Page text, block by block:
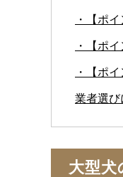
・【ポ
・【ポ
・【ポ
業者選び
大型犬